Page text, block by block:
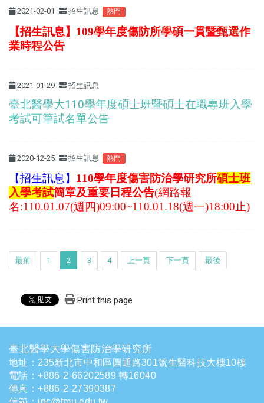
2021-02-01 招生訊息 熱門
【招生訊息】109學年度傷防所學碩一貫暨甄選作
業時程公告
2021-01-29 招生訊息
臺北醫學大110學年度碩士班暨碩士在職專班入學
考試可筆試名單公告
2020-12-25 招生訊息 熱門
【招生訊息】 110學年度傷害防治學研究所碩士班
入學考試簡章及重要日程公告(網路報
名:110.01.07(週四)09:00~110.01.18(週一)18:00止)
最前 1 2 3 4 上一頁 下一頁 最後
Print this page
臺北醫學大學傷害防治學研究所
地址：235新北市中和區圓通路301號生醫科技大樓10樓
電話 ：+886-2-66202589 轉16040
傳真：+886-2-27390387